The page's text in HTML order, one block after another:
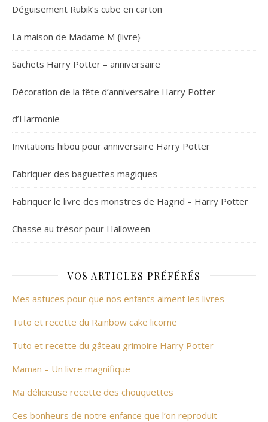
Déguisement Rubik’s cube en carton
La maison de Madame M {livre}
Sachets Harry Potter – anniversaire
Décoration de la fête d’anniversaire Harry Potter
d’Harmonie
Invitations hibou pour anniversaire Harry Potter
Fabriquer des baguettes magiques
Fabriquer le livre des monstres de Hagrid – Harry Potter
Chasse au trésor pour Halloween
VOS ARTICLES PRÉFÉRÉS
Mes astuces pour que nos enfants aiment les livres
Tuto et recette du Rainbow cake licorne
Tuto et recette du gâteau grimoire Harry Potter
Maman – Un livre magnifique
Ma délicieuse recette des chouquettes
Ces bonheurs de notre enfance que l’on reproduit